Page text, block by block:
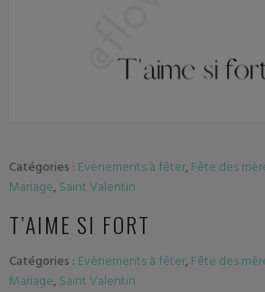
Catégories : Evènements à fêter,Fête des
Mariage,Saint Valentin
T’AIME SI FORT
Catégories : Evènements à fêter,Fête des
Mariage,Saint Valentin